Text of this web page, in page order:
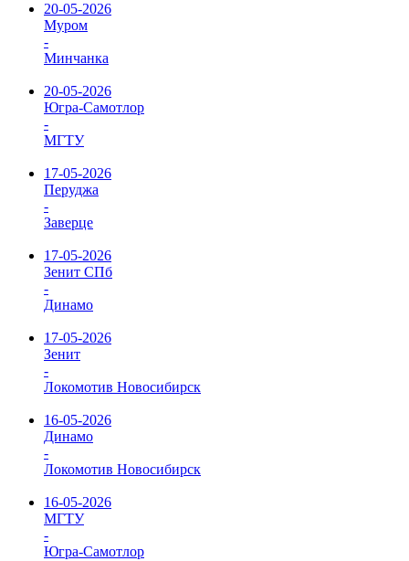
20-05-2026
Муром
-
Минчанка
20-05-2026
Югра-Самотлор
-
МГТУ
17-05-2026
Перуджа
-
Заверце
17-05-2026
Зенит СПб
-
Динамо
17-05-2026
Зенит
-
Локомотив Новосибирск
16-05-2026
Динамо
-
Локомотив Новосибирск
16-05-2026
МГТУ
-
Югра-Самотлор